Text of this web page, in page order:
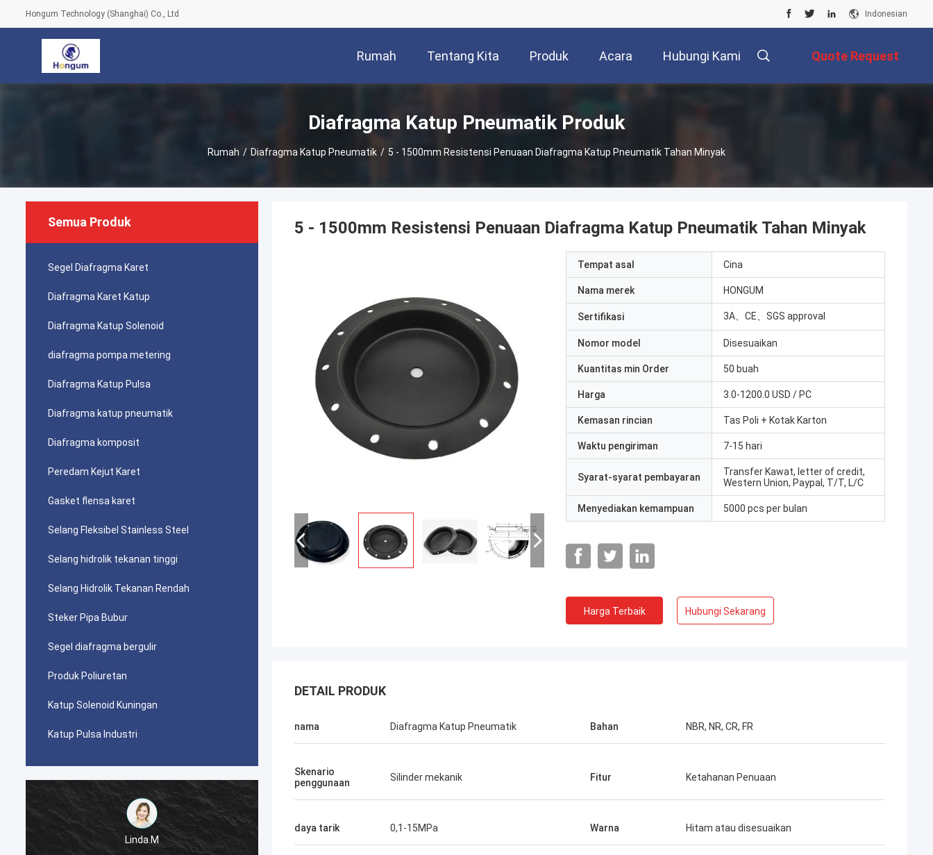
Hongum Technology (Shanghai) Co., Ltd Indonesian
Rumah Tentang Kita Produk Acara Hubungi Kami Quote Request
Diafragma Katup Pneumatik Produk
Rumah / Diafragma Katup Pneumatik / 5 - 1500mm Resistensi Penuaan Diafragma Katup Pneumatik Tahan Minyak
Semua Produk
Segel Diafragma Karet
Diafragma Karet Katup
Diafragma Katup Solenoid
diafragma pompa metering
Diafragma Katup Pulsa
Diafragma katup pneumatik
Diafragma komposit
Peredam Kejut Karet
Gasket flensa karet
Selang Fleksibel Stainless Steel
Selang hidrolik tekanan tinggi
Selang Hidrolik Tekanan Rendah
Steker Pipa Bubur
Segel diafragma bergulir
Produk Poliuretan
Katup Solenoid Kuningan
Katup Pulsa Industri
Linda.M
5 - 1500mm Resistensi Penuaan Diafragma Katup Pneumatik Tahan Minyak
Tempat asal Cina
Nama merek HONGUM
Sertifikasi 3A、CE、SGS approval
Nomor model Disesuaikan
Kuantitas min Order 50 buah
Harga 3.0-1200.0 USD / PC
Kemasan rincian Tas Poli + Kotak Karton
Waktu pengiriman 7-15 hari
Syarat-syarat pembayaran
Transfer Kawat, letter of credit,
Western Union, Paypal, T/T, L/C
Menyediakan kemampuan 5000 pcs per bulan
Harga Terbaik Hubungi Sekarang
DETAIL PRODUK
nama Diafragma Katup Pneumatik Bahan NBR, NR, CR, FR
Skenario
penggunaan
Silinder mekanik Fitur Ketahanan Penuaan
daya tarik 0,1-15MPa Warna Hitam atau disesuaikan